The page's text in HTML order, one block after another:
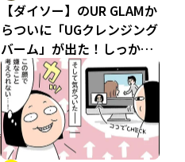
【ダイソー】のUR GLAMか
らついに「UGクレンジング
バーム」が出た！しっかり
メイクが落とせるのか試し
てみた